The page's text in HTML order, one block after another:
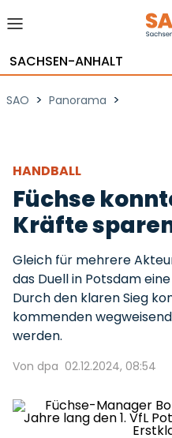
SACHSEN-ANHALT
SAO > Panorama >
HANDBALL
Füchse
Kräfte
Gleich für mehrere
das Duell in Potsdam
Durch den klaren Sieg
kommenden
werden.
Von dpa 02.12.2024, 08:54